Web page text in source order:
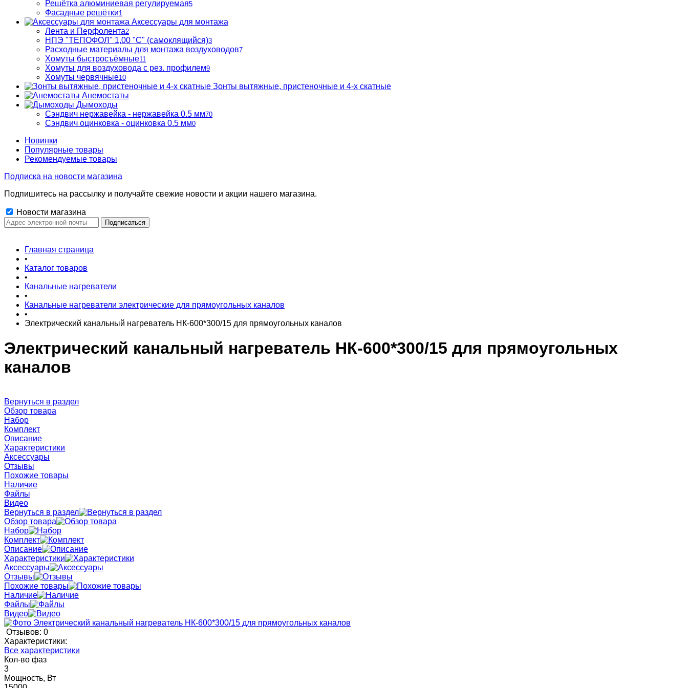
Решётка алюминиевая регулируемая5
Фасадные решётки1
Аксессуары для монтажа
Лента и Перфолента2
НПЭ "ТЕПОФОЛ" 1,00 "С" (самоклящийся)3
Расходные материалы для монтажа воздуховодов7
Хомуты быстросъёмные11
Хомуты для воздуховода с рез. профилем9
Хомуты червячные10
Зонты вытяжные, пристеночные и 4-х скатные
Анемостаты
Дымоходы
Сэндвич нержавейка - нержавейка 0.5 мм70
Сэндвич оцинковка - оцинковка 0.5 мм0
Новинки
Популярные товары
Рекомендуемые товары
Подписка на новости магазина
Подпишитесь на рассылку и получайте свежие новости и акции нашего магазина.
Новости магазина
Главная страница
•
Каталог товаров
•
Канальные нагреватели
•
Канальные нагреватели электрические для прямоугольных каналов
•
Электрический канальный нагреватель НК-600*300/15 для прямоугольных каналов
Электрический канальный нагреватель НК-600*300/15 для прямоугольных
каналов
Вернуться в раздел
Обзор товара
Набор
Комплект
Описание
Характеристики
Аксессуары
Отзывы
Похожие товары
Наличие
Файлы
Видео
Вернуться в раздел
Обзор товара
Набор
Комплект
Описание
Характеристики
Аксессуары
Отзывы
Похожие товары
Наличие
Файлы
Видео
Отзывов: 0
Характеристики:
Все характеристики
Кол-во фаз
3
Мощность, Вт